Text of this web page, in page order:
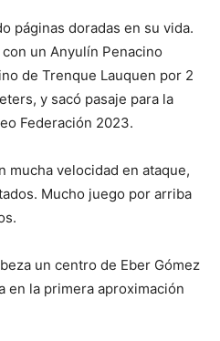
páginas doradas en su vida.
un Anyulín Penacino
de Trenque Lauquen por 2
y sacó pasaje para la
Federación 2023.
mucha velocidad en ataque,
Mucho juego por arriba
un centro de Eber Gómez
en la primera aproximación